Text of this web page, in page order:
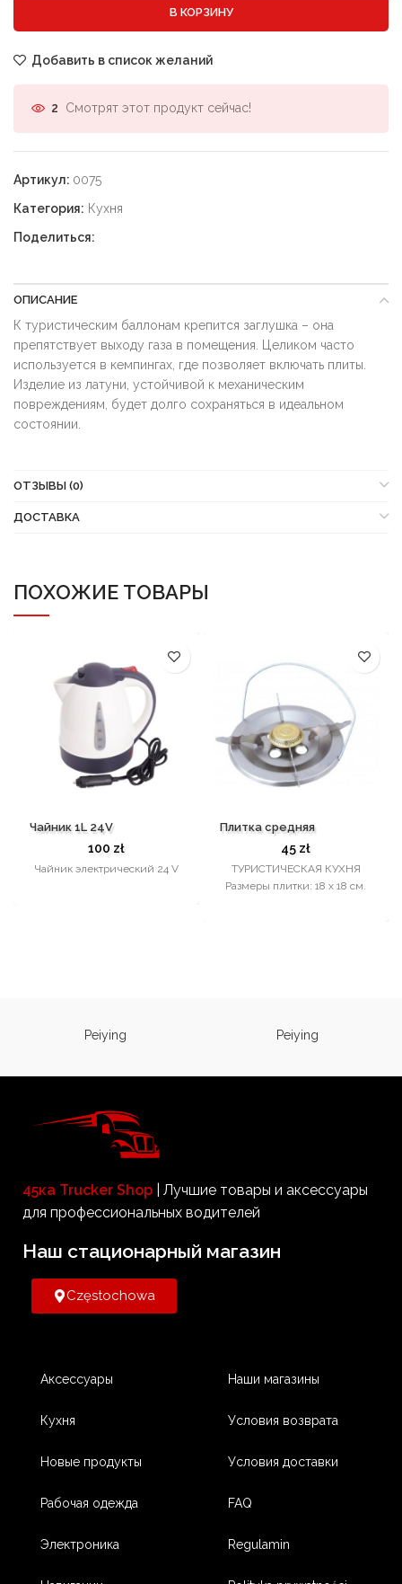
В КОРЗИНУ
Добавить в список желаний
2 Смотрят этот продукт сейчас!
Артикул: 0075
Категория: Кухня
Поделиться:
ОПИСАНИЕ
К туристическим баллонам крепится заглушка – она
препятствует выходу газа в помещения. Целиком часто
используется в кемпингах, где позволяет включать плиты.
Изделие из латуни, устойчивой к механическим
повреждениям, будет долго сохраняться в идеальном
состоянии.
ОТЗЫВЫ (0)
ДОСТАВКА
ПОХОЖИЕ ТОВАРЫ
Чайник 1L 24V
100 zł
Чайник электрический 24 V
Плитка средняя
45 zł
ТУРИСТИЧЕСКАЯ КУХНЯ
Размеры плитки: 18 х 18 см.
Peiying Peiying
45ка Trucker Shop | Лучшие товары и аксессуары
для профессиональных водителей
Наш стационарный магазин​
Częstochowa
Аксессуары
Кухня
Новые продукты
Рабочая одежда
Электроника
Наши магазины
Условия возврата
Условия доставки
FAQ
Regulamin